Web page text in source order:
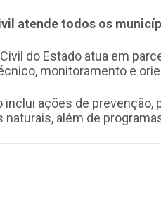
atende todos os
do Estado atua em
monitoramento e
inclui ações de
naturais, além de